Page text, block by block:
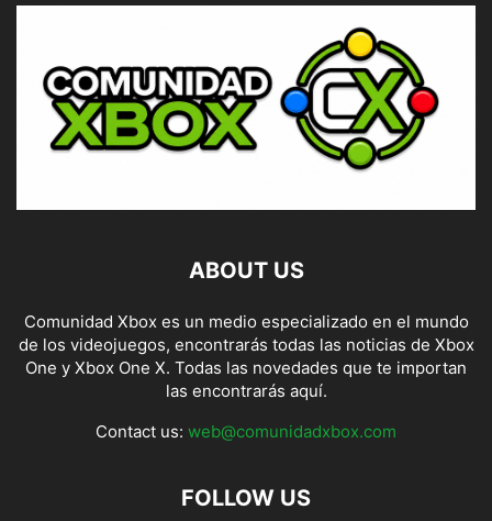
ABOUT US
Comunidad Xbox es un medio especializado en el mundo
de los videojuegos, encontrarás todas las noticias de Xbox
One y Xbox One X. Todas las novedades que te importan
las encontrarás aquí.
Contact us: web@comunidadxbox.com
FOLLOW US